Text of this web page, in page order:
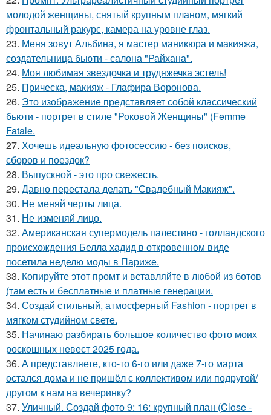
молодой женщины, снятый крупным планом, мягкий
фронтальный ракурс, камера на уровне глаз.
23. Меня зовут Альбина, я мастер маникюра и макияжа,
создательница бьюти - салона "Райхана".
24. Моя любимая звездочка и трудяжечка эстель!
25. Прическа, макияж - Глафира Воронова.
26. Это изображение представляет собой классический
бьюти - портрет в стиле "Роковой Женщины" (Femme
Fatale.
27. Хочешь идеальную фотосессию - без поисков,
сборов и поездок?
28. Выпускной - это про свежесть.
29. Давно перестала делать "Свадебный Макияж".
30. Не меняй черты лица.
31. Не изменяй лицо.
32. Американская супермодель палестино - голландского
происхождения Белла хадид в откровенном виде
посетила неделю моды в Париже.
33. Копируйте этот промт и вставляйте в любой из ботов
(там есть и бесплатные и платные генерации.
34. Создай стильный, атмосферный Fashion - портрет в
мягком студийном свете.
35. Начинаю разбирать большое количество фото моих
роскошных невест 2025 года.
36. А представляете, кто-то 6-го или даже 7-го марта
остался дома и не пришёл с коллективом или подругой/
другом к нам на вечеринку?
37. Уличный. Создай фото 9: 16: крупный план (Close -